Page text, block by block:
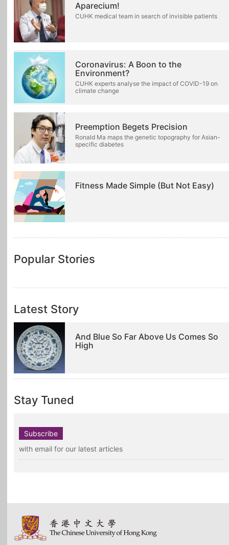
Aparecium!
CUHK medical team in search of invisible patients
Coronavirus: A Boon to the
Environment?
CUHK experts analyse the impact of COVID-19 on
climate change
Preemption Begets Precision
Ronald Ma maps the genetic topography for Asian-
specific diabetes
Fitness Made Simple (But Not Easy)
Popular Stories
Latest Story
And Blue So Far Above Us Comes So
High
Stay Tuned
Subscribe
with email for our latest articles